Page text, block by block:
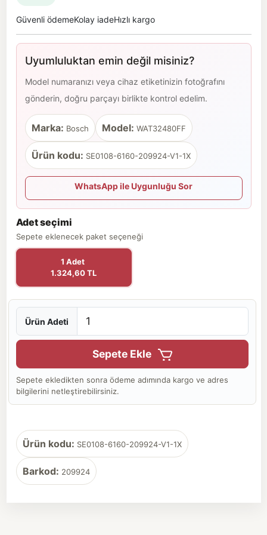
Güvenli ödemeKolay iadeHızlı kargo
Uyumluluktan emin değil misiniz?
Model numaranızı veya cihaz etiketinizin fotoğrafını
gönderin, doğru parçayı birlikte kontrol edelim.
Marka: Bosch Model: WAT32480FF
Ürün kodu: SE0108-6160-209924-V1-1X
WhatsApp ile Uygunluğu Sor
Adet seçimi
Sepete eklenecek paket seçeneği
1 Adet
1.324,60 TL
Ürün Adeti
Sepete Ekle
Sepete ekledikten sonra ödeme adımında kargo ve adres
bilgilerini netleştirebilirsiniz.
Ürün kodu: SE0108-6160-209924-V1-1X
Barkod: 209924